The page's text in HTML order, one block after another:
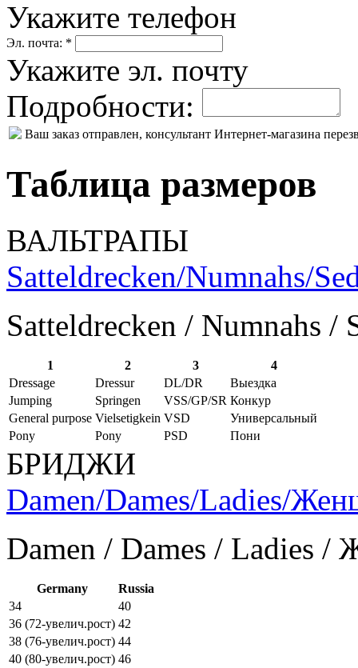
Укажите телефон
Эл. почта: *
Укажите эл. почту
Подробности:
Ваш заказ отправлен, консультант Интернет-магазина
Таблица размеров
ВАЛЬТРАПЫ
Satteldrecken/Numnahs/
Satteldrecken / Numnahs /
1 2 3
4
Dressage
Dressur DL/DR
Выездка
Jumping
Springen VSS/GP/SR Конкур
General purpose Vielsetigkein VSD
Универсальный
Pony
Pony PSD Пони
БРИДЖИ
Damen/Dames/Ladies/
Damen / Dames / Ladies
Germany
Russia
34
40
36 (72-увелич.рост) 42
38 (76-увелич.рост) 44
40 (80-увелич.рост) 46